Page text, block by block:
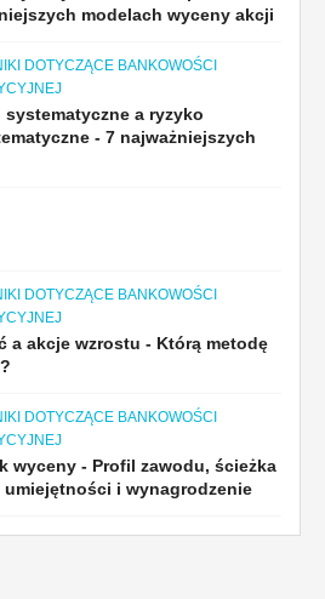
modelach wyceny akcji
DOTYCZĄCE BANKOWOŚCI
systematyczne a ryzyko
- 7 najważniejszych
DOTYCZĄCE BANKOWOŚCI
a akcje wzrostu - Którą metodę
DOTYCZĄCE BANKOWOŚCI
wyceny - Profil zawodu, ścieżka
umiejętności i wynagrodzenie